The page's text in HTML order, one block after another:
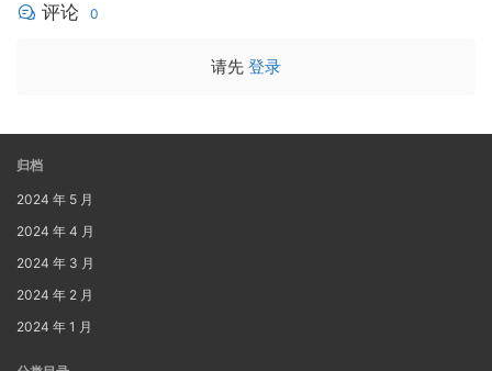
评论 0
请先 登录
归档
2024 年 5 月
2024 年 4 月
2024 年 3 月
2024 年 2 月
2024 年 1 月